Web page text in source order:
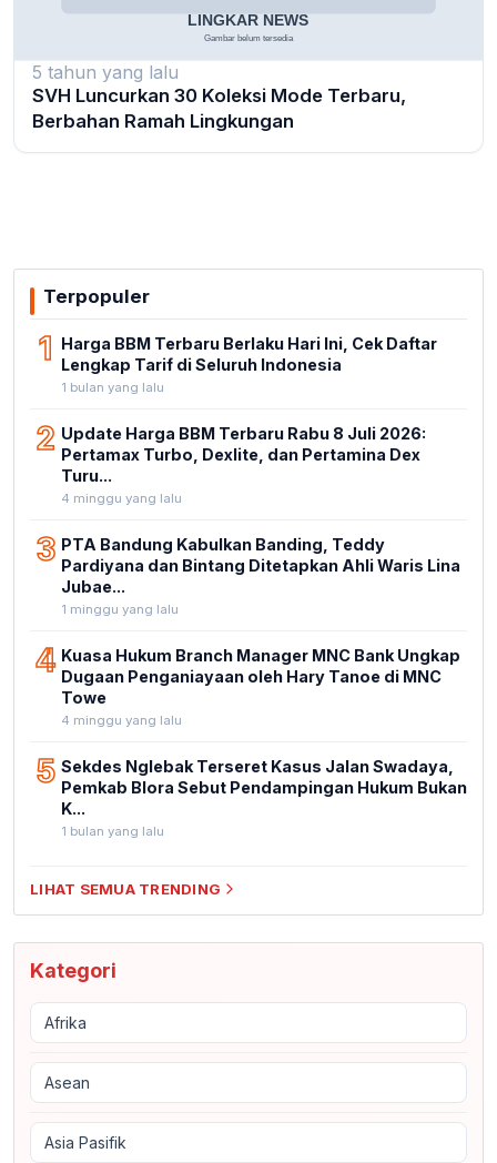
5 tahun yang lalu
SVH Luncurkan 30 Koleksi Mode Terbaru,
Berbahan Ramah Lingkungan
Terpopuler
1 Harga BBM Terbaru Berlaku Hari Ini, Cek Daftar
Lengkap Tarif di Seluruh Indonesia
1 bulan yang lalu
2 Update Harga BBM Terbaru Rabu 8 Juli 2026:
Pertamax Turbo, Dexlite, dan Pertamina Dex
Turu...
4 minggu yang lalu
3 PTA Bandung Kabulkan Banding, Teddy
Pardiyana dan Bintang Ditetapkan Ahli Waris Lina
Jubae...
1 minggu yang lalu
4 Kuasa Hukum Branch Manager MNC Bank Ungkap
Dugaan Penganiayaan oleh Hary Tanoe di MNC
Towe
4 minggu yang lalu
5 Sekdes Nglebak Terseret Kasus Jalan Swadaya,
Pemkab Blora Sebut Pendampingan Hukum Bukan
K...
1 bulan yang lalu
LIHAT SEMUA TRENDING
Kategori
Afrika
Asean
Asia Pasifik